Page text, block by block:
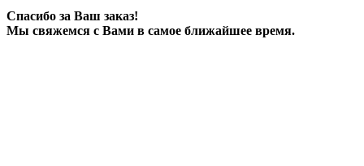
Спасибо за Ваш заказ!
Мы свяжемся с Вами в самое ближайшее время.